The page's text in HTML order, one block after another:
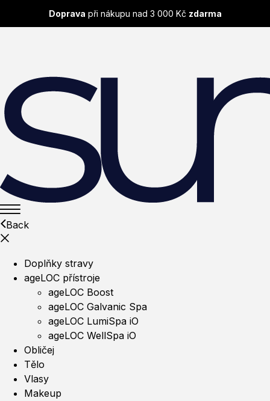
Doprava při nákupu nad 3 000 Kč zdarma
Back
Doplňky stravy
ageLOC přístroje
ageLOC Boost
ageLOC Galvanic Spa
ageLOC LumiSpa iO
ageLOC WellSpa iO
Obličej
Tělo
Vlasy
Makeup